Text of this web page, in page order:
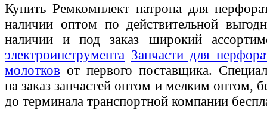
Купить Ремкомплект патрона для
наличии оптом по действительной
наличии и под заказ широкий
электроинструмента Запчасти для
молотков от первого поставщика.
на заказ запчастей оптом и мелким оптом,
до терминала транспортной компании